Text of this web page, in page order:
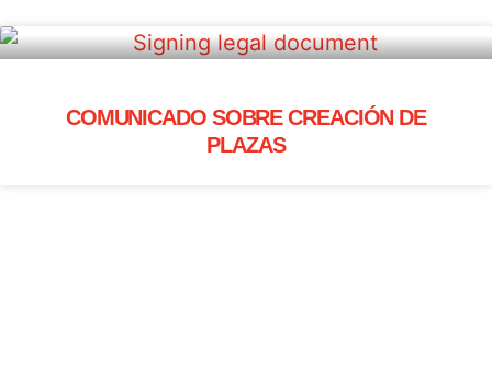
COMUNICADO SOBRE CREACIÓN DE
PLAZAS